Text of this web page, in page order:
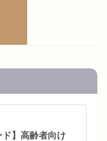
ド】高齢者向け